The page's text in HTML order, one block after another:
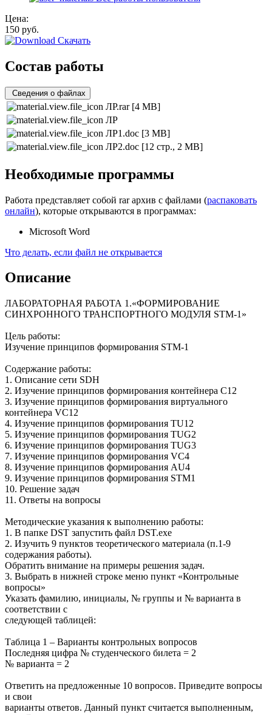
Цена:
150 руб.
Скачать
Состав работы
Сведения о файлах
ЛР.rar [4 MB]
ЛР
ЛР1.doc [3 MB]
ЛР2.doc [12 стр., 2 MB]
Необходимые программы
Работа представляет собой rar архив с файлами (распаковать
онлайн), которые открываются в программах:
Microsoft Word
Что делать, если файл не открывается
Описание
ЛАБОРАТОРНАЯ РАБОТА 1.«ФОРМИРОВАНИЕ
СИНХРОННОГО ТРАНСПОРТНОГО МОДУЛЯ STM-1»
Цель работы:
Изучение принципов формирования STM-1
Содержание работы:
1. Описание сети SDH
2. Изучение принципов формирования контейнера С12
3. Изучение принципов формирования виртуального
контейнера VС12
4. Изучение принципов формирования TU12
5. Изучение принципов формирования TUG2
6. Изучение принципов формирования TUG3
7. Изучение принципов формирования VС4
8. Изучение принципов формирования AU4
9. Изучение принципов формирования STM1
10. Решение задач
11. Ответы на вопросы
Методические указания к выполнению работы:
1. В папке DST запустить файл DST.exe
2. Изучить 9 пунктов теоретического материала (п.1-9
содержания работы).
Обратить внимание на примеры решения задач.
3. Выбрать в нижней строке меню пункт «Контрольные
вопросы»
Указать фамилию, инициалы, № группы и № варианта в
соответствии с
следующей таблицей:
Таблица 1 – Варианты контрольных вопросов
Последняя цифра № студенческого билета = 2
№ варианта = 2
Ответить на предложенные 10 вопросов. Приведите вопросы
и свои
варианты ответов. Данный пункт считается выполненным,